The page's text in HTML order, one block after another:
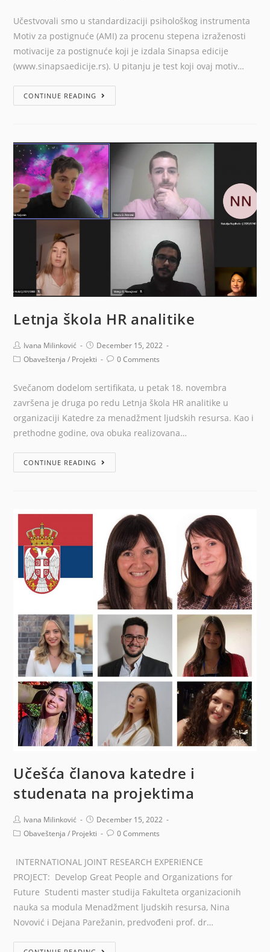
Učestvovali smo u standardizaciji psihološkog instrumenta
Motiv za postignuće (AMI) za procenu stepena izraženosti
motivacije za postignuće koji je izdala Sinapsa edicije
(www.sinapsaedicije.rs). U pitanju je test koji ovaj motiv…
CONTINUE READING
Letnja škola HR analitike
Ivana Milinković
December 15, 2022
Obaveštenja / Projekti 0 Comments
Svečanom dodelom sertifikata, u petak 18. novembra
završena je druga po redu Letnja škola HR analitike u
organizaciji Katedre za menadžment ljudskih resursa. Kao i
prethodne godine, ova obuka realizovana…
CONTINUE READING
Učešća članova katedre i
studenata na projektima
Ivana Milinković
December 15, 2022
Obaveštenja / Projekti 0 Comments
INTERNATIONAL JOINT RESEARCH EXPERIENCE
PROJECT: Develop Great People and Organizations for
Future Studenti master studija Fakulteta organizacionih
nauka sa modula Menadžment ljudskih resursa, Nina
Novović i Dejana Parežanin, predvođeni prof. dr…